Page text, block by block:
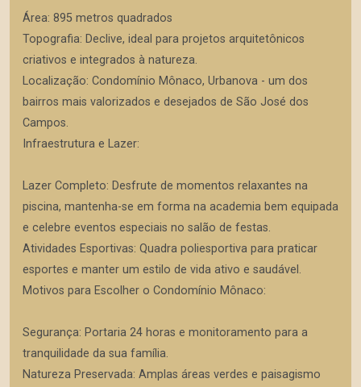
Área: 895 metros quadrados
Topografia: Declive, ideal para projetos arquitetônicos
criativos e integrados à natureza.
Localização: Condomínio Mônaco, Urbanova - um dos
bairros mais valorizados e desejados de São José dos
Campos.
Infraestrutura e Lazer:
Lazer Completo: Desfrute de momentos relaxantes na
piscina, mantenha-se em forma na academia bem equipada
e celebre eventos especiais no salão de festas.
Atividades Esportivas: Quadra poliesportiva para praticar
esportes e manter um estilo de vida ativo e saudável.
Motivos para Escolher o Condomínio Mônaco:
Segurança: Portaria 24 horas e monitoramento para a
tranquilidade da sua família.
Natureza Preservada: Amplas áreas verdes e paisagismo